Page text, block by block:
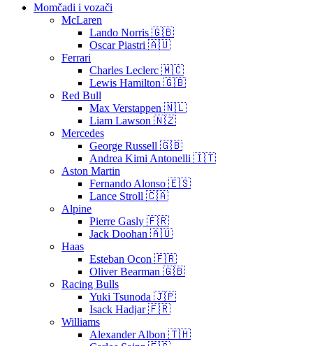
Momčadi i vozači
McLaren
Lando Norris 🇬🇧
Oscar Piastri 🇦🇺
Ferrari
Charles Leclerc 🇲🇨
Lewis Hamilton 🇬🇧
Red Bull
Max Verstappen 🇳🇱
Liam Lawson 🇳🇿
Mercedes
George Russell 🇬🇧
Andrea Kimi Antonelli 🇮🇹
Aston Martin
Fernando Alonso 🇪🇸
Lance Stroll 🇨🇦
Alpine
Pierre Gasly 🇫🇷
Jack Doohan 🇦🇺
Haas
Esteban Ocon 🇫🇷
Oliver Bearman 🇬🇧
Racing Bulls
Yuki Tsunoda 🇯🇵
Isack Hadjar 🇫🇷
Williams
Alexander Albon 🇹🇭